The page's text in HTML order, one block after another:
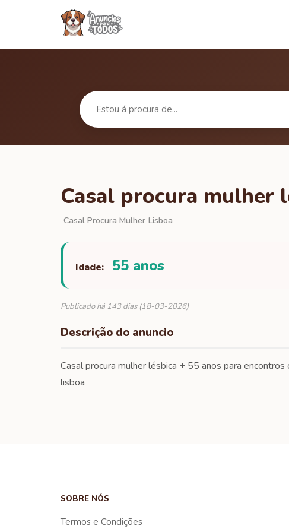
Casal procura mulher
Casal Procura Mulher Lisboa
Idade: 55 anos
Publicado há 143 dias (18-03-2026)
Descrição do anuncio
Casal procura mulher lésbica + 55 anos para
lisboa
SOBRE NÓS
Termos e Condições